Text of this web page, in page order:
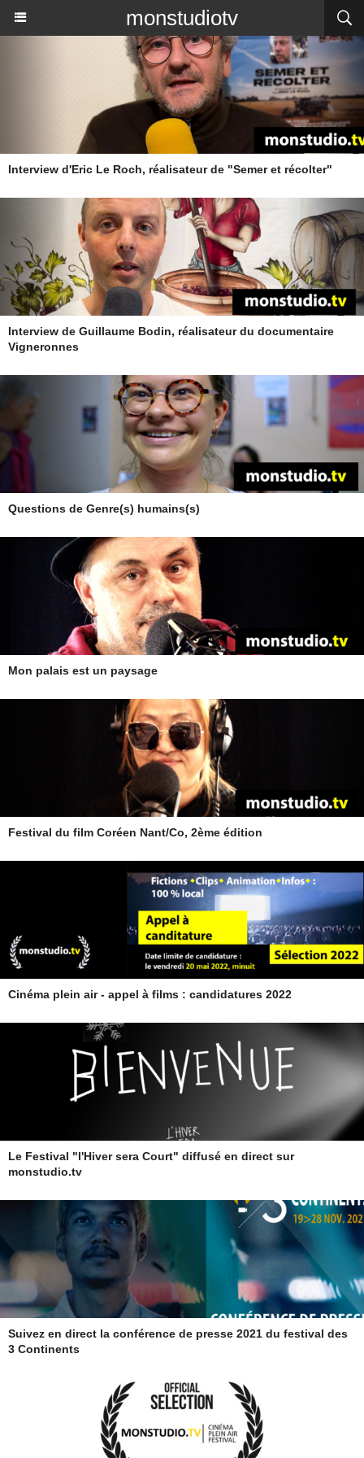
monstudiotv
Interview d'Eric Le Roch, réalisateur de "Semer et récolter"
Interview de Guillaume Bodin, réalisateur du documentaire
Vigneronnes
Questions de Genre(s) humains(s)
Mon palais est un paysage
Festival du film Coréen Nant/Co, 2ème édition
Cinéma plein air - appel à films : candidatures 2022
Le Festival "l'Hiver sera Court" diffusé en direct sur
monstudio.tv
Suivez en direct la conférence de presse 2021 du festival des
3 Continents